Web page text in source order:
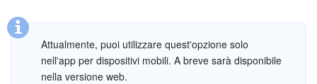
CoPilot: IA in Bitrix24
Feed
Attualmente, puoi utilizzare quest'opzione solo
nell'app per dispositivi mobili. A breve sarà disponibile
nella versione web.